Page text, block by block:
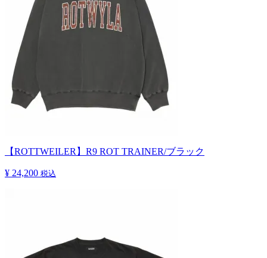
【ROTTWEILER】R9 ROT TRAINER/ブラック
¥ 24,200 税込